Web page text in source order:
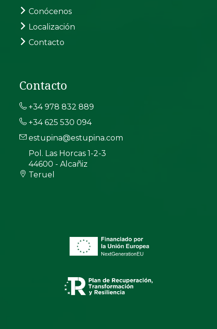
Conócenos
Localización
Contacto
Contacto
+34 978 832 889
+34 625 530 094
estupina@estupina.com
Pol. Las Horcas 1-2-3
44600 - Alcañiz
Teruel